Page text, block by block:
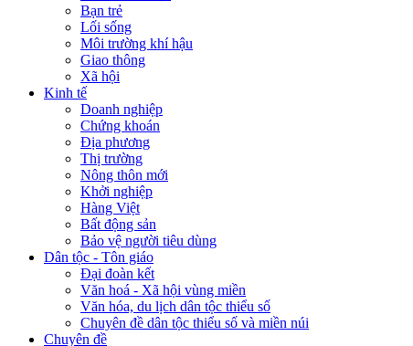
Bạn trẻ
Lối sống
Môi trường khí hậu
Giao thông
Xã hội
Kinh tế
Doanh nghiệp
Chứng khoán
Địa phương
Thị trường
Nông thôn mới
Khởi nghiệp
Hàng Việt
Bất động sản
Bảo vệ người tiêu dùng
Dân tộc - Tôn giáo
Đại đoàn kết
Văn hoá - Xã hội vùng miền
Văn hóa, du lịch dân tộc thiểu số
Chuyên đề dân tộc thiểu số và miền núi
Chuyên đề